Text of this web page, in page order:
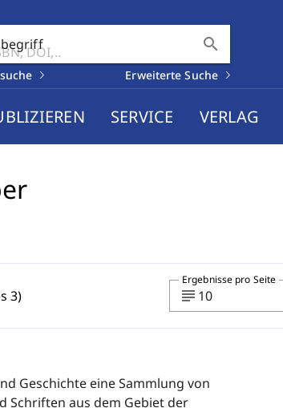
search
Erweiterte Suche
SERVICE VERLAG
3) subject 10
Ergebnisse pro Seite
Geschichte eine Sammlung von
Schriften aus dem Gebiet der